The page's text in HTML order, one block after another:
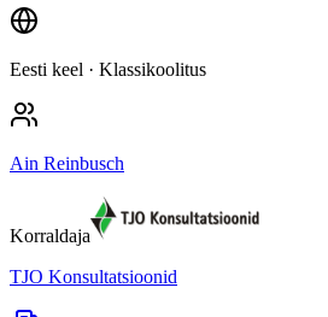
Eesti keel · Klassikoolitus
Ain Reinbusch
Korraldaja
TJO Konsultatsioonid